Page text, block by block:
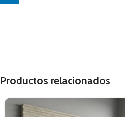
Productos relacionados